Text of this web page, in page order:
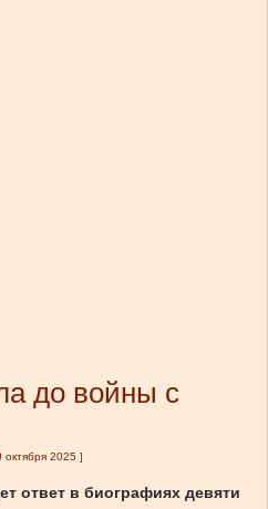
до войны с
октября 2025 ]
ответ в биографиях девяти